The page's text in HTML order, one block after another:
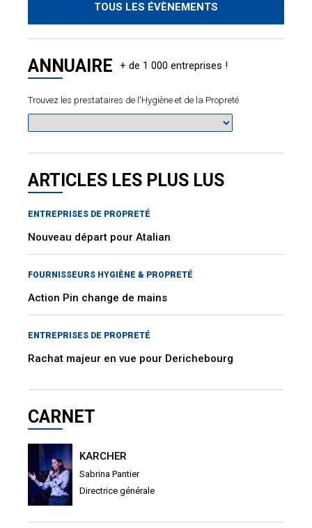
TOUS LES ÉVÈNEMENTS
ANNUAIRE
Trouvez les prestataires de l'Hygiène et de la Propreté
ARTICLES LES PLUS LUS
ENTREPRISES DE PROPRETÉ
Nouveau départ pour Atalian
FOURNISSEURS HYGIÈNE & PROPRETÉ
Action Pin change de mains
ENTREPRISES DE PROPRETÉ
Rachat majeur en vue pour Derichebourg
CARNET
KARCHER
Sabrina Pantier
Directrice générale